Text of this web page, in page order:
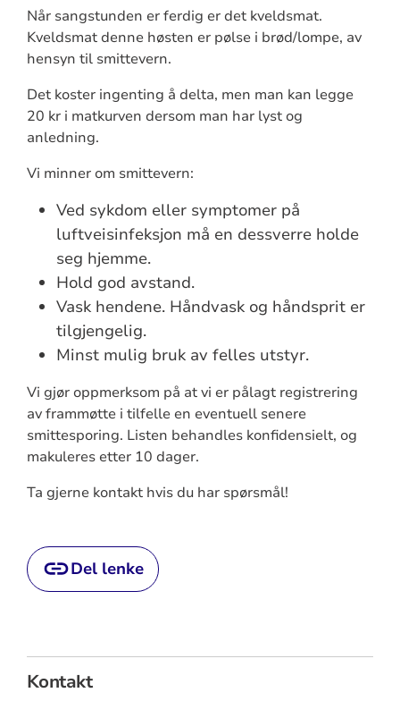
Når sangstunden er ferdig er det kveldsmat.
Kveldsmat denne høsten er pølse i brød/lompe, av
hensyn til smittevern.
Det koster ingenting å delta, men man kan legge
20 kr i matkurven dersom man har lyst og
anledning.
Vi minner om smittevern:
Ved sykdom eller symptomer på
luftveisinfeksjon må en dessverre holde
seg hjemme.
Hold god avstand.
Vask hendene. Håndvask og håndsprit er
tilgjengelig.
Minst mulig bruk av felles utstyr.
Vi gjør oppmerksom på at vi er pålagt registrering
av frammøtte i tilfelle en eventuell senere
smittesporing. Listen behandles konfidensielt, og
makuleres etter 10 dager.
Ta gjerne kontakt hvis du har spørsmål!
Del lenke
Kontakt